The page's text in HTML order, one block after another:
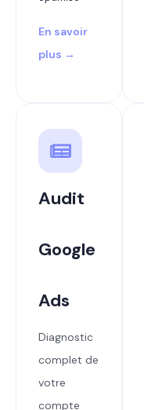
En savoir
plus →
Audit
Google
Ads
Diagnostic
complet de
votre
compte